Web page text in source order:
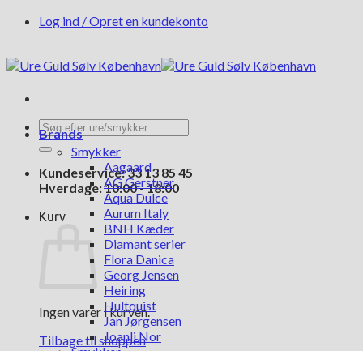
FortsætLog ind / Opret en kundekonto
Søg
efter:
Kundeservice: 33 13 85 45
Hverdage: 10:00 - 18:00
Kurv
Ingen varer i kurven.
Tilbage til shoppen
Brands
Smykker
Aagaard
AG Gerstner
Aqua Dulce
Aurum Italy
BNH Kæder
Diamant serier
Flora Danica
Georg Jensen
Heiring
Hultquist
Jan Jørgensen
Joanli Nor